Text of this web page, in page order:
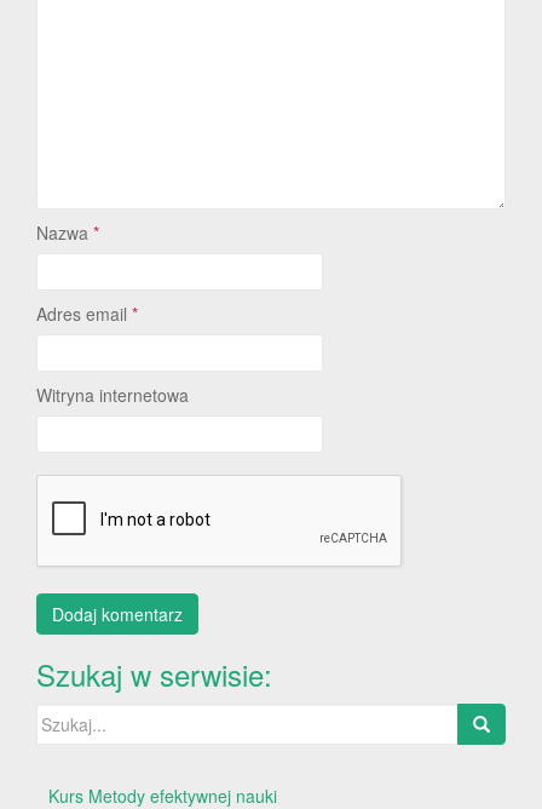
Nazwa *
Adres email *
Witryna internetowa
Szukaj w serwisie:
Szukaj:
Kurs Metody efektywnej nauki